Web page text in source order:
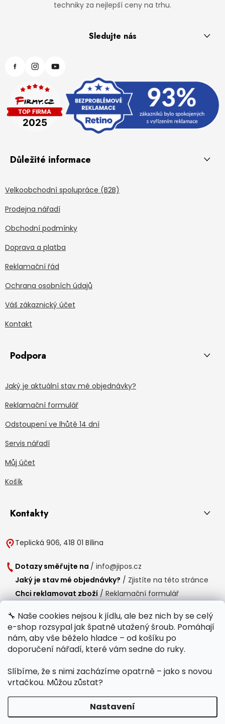
🔧 Naše cookies nejsou k jídlu, ale bez nich by se celý
e-shop rozsypal jak špatně utažený šroub. Pomáhají
nám, aby vše běželo hladce – od košíku po
doporučení nářadí, které vám sedne do ruky.
Slíbíme, že s nimi zacházíme opatrně – jako s novou
vrtačkou. Můžou zůstat?
Nastavení
techniky za nejlepší ceny na trhu.
Sledujte nás
Důležité informace
Velkoobchodní spolupráce (B2B)
Prodejna nářadí
Obchodní podmínky
Doprava a platba
Reklamační řád
Ochrana osobních údajů
Váš zákaznický účet
Kontakt
Podpora
Jaký je aktuální stav mé objednávky?
Reklamační formulář
Odstoupení ve lhůtě 14 dní
Servis nářadí
Můj účet
Košík
Kontakty
Teplická 906, 418 01 Bílina
Dotazy směřujte na / info@jipos.cz
Jaký je stav mé objednávky? / Zjistíte na této stránce
Chci reklamovat zboží / Reklamační formulář
Provozní doba
Po-Čt / 8:00 - 15:00
Polední přestávka /11:00 - 11:30
Copyright 2026Jipos.cz. Všechna práva vyhrazena.Upravit nastavení